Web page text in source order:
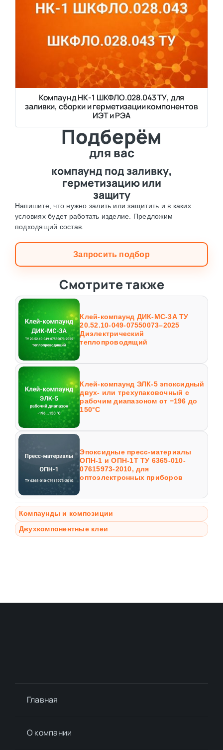
Компаунд НК-1 ШКФЛО.028.043 ТУ, для
заливки, сборки и герметизации компонентов
ИЭТ и РЭА
Подберём
для вас
компаунд под заливку,
герметизацию или
защиту
Напишите, что нужно залить или защитить и в каких
условиях будет работать изделие. Предложим
подходящий состав.
Запросить подбор
Смотрите также
Клей-компаунд ДИК-МС-3А ТУ
20.52.10-049-07550073–2025
Диэлектрический
теплопроводящий
Клей-компаунд ЭЛК-5 эпоксидный
двух- или трехупаковочный с
рабочим диапазоном от −196 до
150°С
Эпоксидные пресс-материалы
ОПН-1 и ОПН-1Т ТУ 6365-010-
07615973-2010, для
оптоэлектронных приборов
Компаунды и композиции
Двухкомпонентные клеи
Главная
О компании